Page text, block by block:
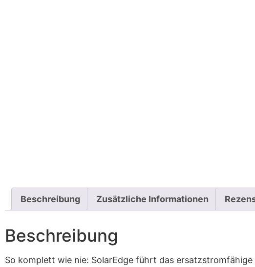
Beschreibung Zusätzliche Informationen
Beschreibung
So komplett wie nie: SolarEdge führt das